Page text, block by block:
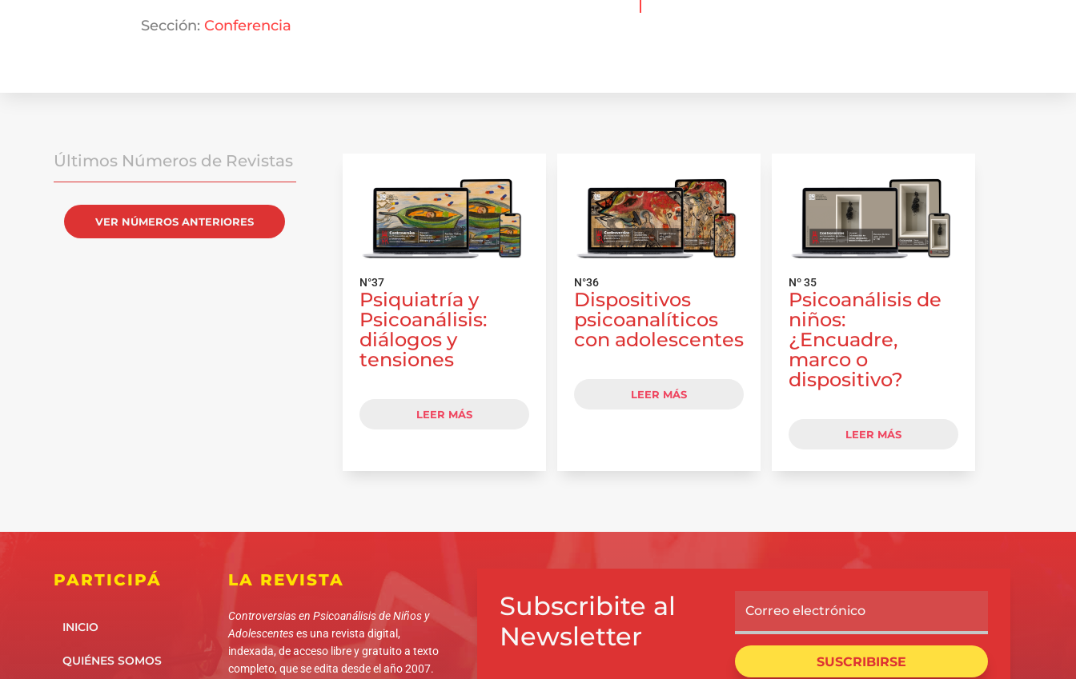
Sección: Conferencia
Últimos Números de Revistas
VER NÚMEROS ANTERIORES
N°37
Psiquiatría y
Psicoanálisis:
diálogos y
tensiones
LEER MÁS
N°36
Dispositivos
psicoanalíticos
con adolescentes
LEER MÁS
Nº 35
Psicoanálisis de
niños:
¿Encuadre,
marco o
dispositivo?
LEER MÁS
PARTICIPÁ
INICIO
QUIÉNES SOMOS
LA REVISTA
Controversias en Psicoanálisis de Niños y
Adolescenteses una revista digital,
indexada, de acceso libre y gratuito a texto
completo, que se edita desde el año 2007.
Subscribite al
Newsletter
SUSCRIBIRSE